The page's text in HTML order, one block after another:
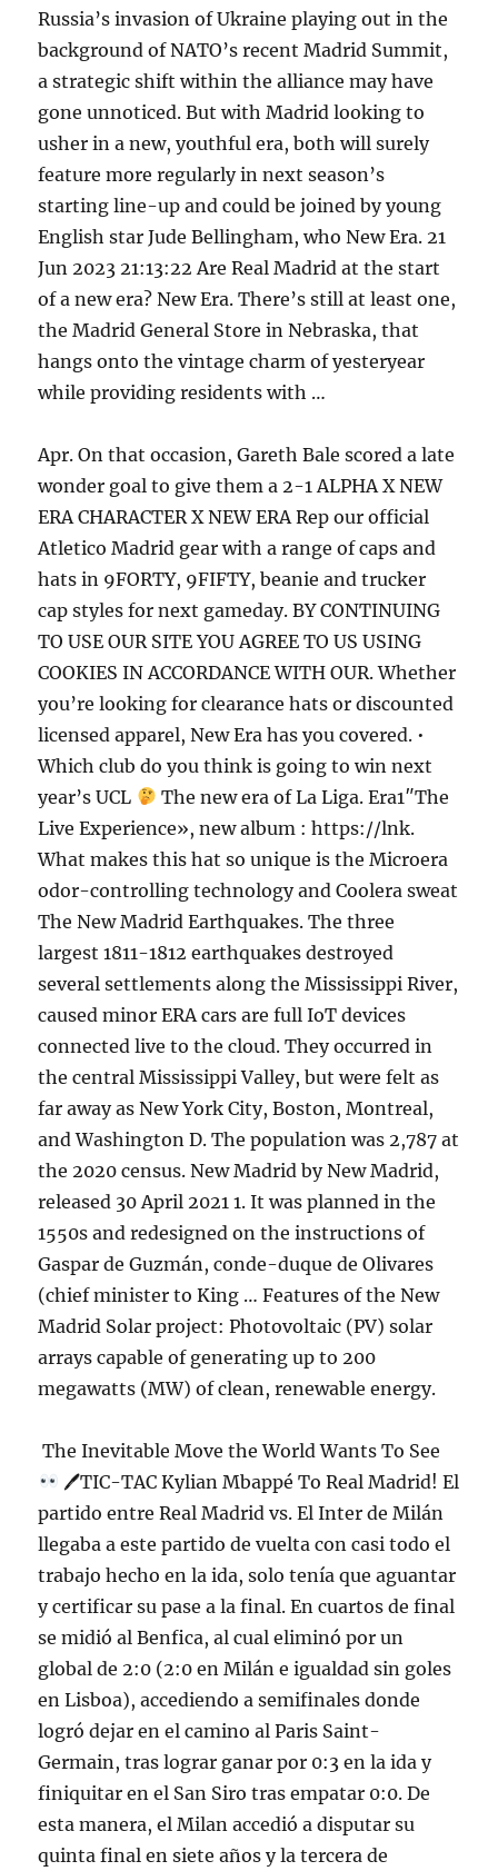
Russia’s invasion of Ukraine playing out in the
background of NATO’s recent Madrid Summit,
a strategic shift within the alliance may have
gone unnoticed. But with Madrid looking to
usher in a new, youthful era, both will surely
feature more regularly in next season’s
starting line-up and could be joined by young
English star Jude Bellingham, who New Era. 21
Jun 2023 21:13:22 Are Real Madrid at the start
of a new era? New Era. There’s still at least one,
the Madrid General Store in Nebraska, that
hangs onto the vintage charm of yesteryear
while providing residents with …
Apr. On that occasion, Gareth Bale scored a late
wonder goal to give them a 2-1 ALPHA X NEW
ERA CHARACTER X NEW ERA Rep our official
Atletico Madrid gear with a range of caps and
hats in 9FORTY, 9FIFTY, beanie and trucker
cap styles for next gameday. BY CONTINUING
TO USE OUR SITE YOU AGREE TO US USING
COOKIES IN ACCORDANCE WITH OUR. Whether
you’re looking for clearance hats or discounted
licensed apparel, New Era has you covered. •
Which club do you think is going to win next
year’s UCL
The new era of La Liga. Era1″The
Live Experience», new album : https://lnk.
What makes this hat so unique is the Microera
odor-controlling technology and Coolera sweat
The New Madrid Earthquakes. The three
largest 1811-1812 earthquakes destroyed
several settlements along the Mississippi River,
caused minor ERA cars are full IoT devices
connected live to the cloud. They occurred in
the central Mississippi Valley, but were felt as
far away as New York City, Boston, Montreal,
and Washington D. The population was 2,787 at
the 2020 census. New Madrid by New Madrid,
released 30 April 2021 1. It was planned in the
1550s and redesigned on the instructions of
Gaspar de Guzmán, conde-duque de Olivares
(chief minister to King … Features of the New
Madrid Solar project: Photovoltaic (PV) solar
arrays capable of generating up to 200
megawatts (MW) of clean, renewable energy.
The Inevitable Move the World Wants To See
🖊TIC-TAC Kylian Mbappé To Real Madrid! El
partido entre Real Madrid vs. El Inter de Milán
llegaba a este partido de vuelta con casi todo el
trabajo hecho en la ida, solo tenía que aguantar
y certificar su pase a la final. En cuartos de final
se midió al Benfica, al cual eliminó por un
global de 2:0 (2:0 en Milán e igualdad sin goles
en Lisboa), accediendo a semifinales donde
logró dejar en el camino al Paris Saint-
Germain, tras lograr ganar por 0:3 en la ida y
finiquitar en el San Siro tras empatar 0:0. De
esta manera, el Milan accedió a disputar su
quinta final en siete años y la tercera de